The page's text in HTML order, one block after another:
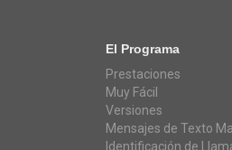
El Programa
Prestaciones
Muy Fácil
Versiones
Mensajes de Texto
Identificación de